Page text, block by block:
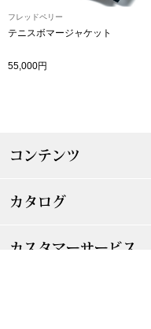
ス
フレッドペリー
テニスボマージャケット
55,000円
コンテンツ
カタログ
カスタマーサービス